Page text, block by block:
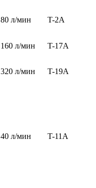
80 л/мин T-2A
160 л/мин T-17A
320 л/мин T-19A
40 л/мин T-11A